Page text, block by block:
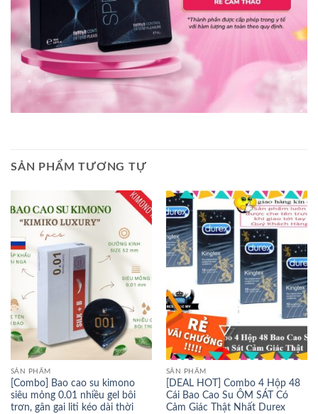
SẢN PHẨM TƯƠNG TỰ
SẢN PHẨM
[Combo] Bao cao su kimono
siêu mỏng 0.01 nhiều gel bôi
trơn, gân gai liti kéo dài thời
SẢN PHẨM
[DEAL HOT] Combo 4 Hộp 48
Cái Bao Cao Su ÔM SÁT Có
Cảm Giác Thật Nhất Durex